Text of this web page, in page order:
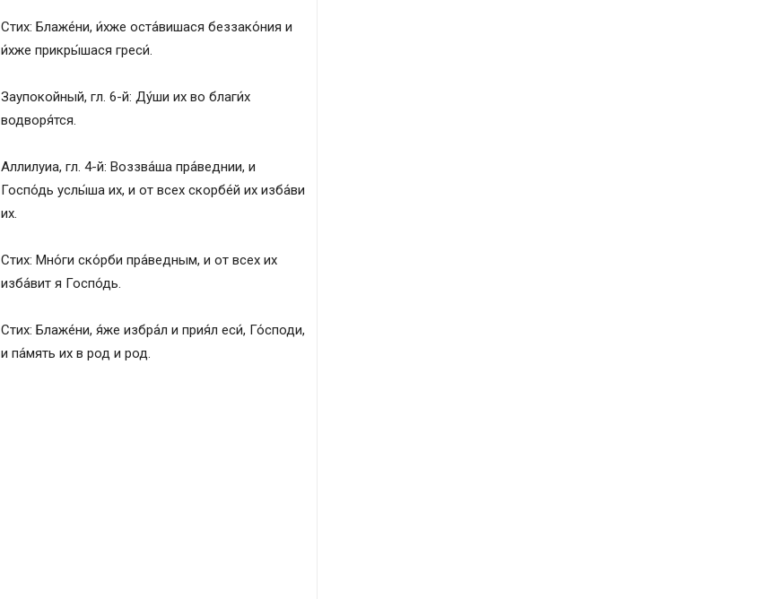
Стих: Блаже́ни, и́хже оста́вишася беззако́ния и
и́хже прикры́шася греси́.
Заупокойный, гл. 6-й: Ду́ши их во благи́х
водворя́тся.
Аллилуиа, гл. 4-й: Воззва́ша пра́веднии, и
Госпо́дь услы́ша их, и от всех скорбе́й их изба́ви
их.
Стих: Мно́ги ско́рби пра́ведным, и от всех их
изба́вит я Госпо́дь.
Стих: Блаже́ни, я́же избра́л и прия́л еси́, Го́споди,
и па́мять их в род и род.